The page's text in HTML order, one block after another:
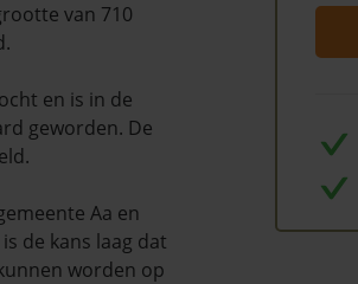
van 710
en is in de
geworden. De
Aa en
de kans laag dat
worden op